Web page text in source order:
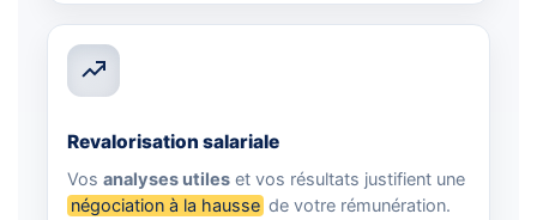
Revalorisation salariale
Vos analyses utiles et vos résultats justifient une
négociation à la hausse de votre rémunération.